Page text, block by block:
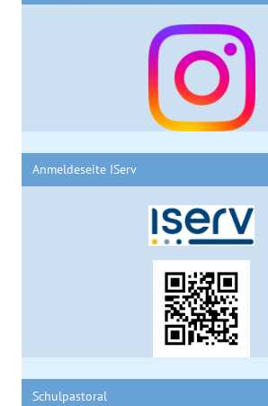
Anmeldeseite IServ
Schulpastoral